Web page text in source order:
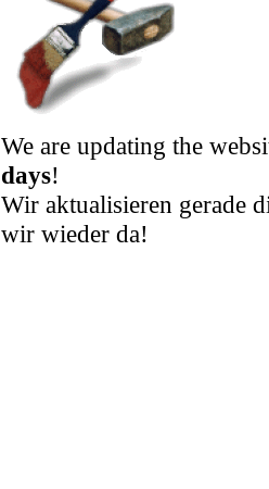
We are updating the
days!
Wir aktualisieren gerade
wir wieder da!